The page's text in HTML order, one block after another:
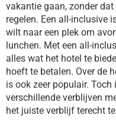
vakantie gaan, zonder
regelen. Een all-inclusive
wilt naar een plek om
lunchen. Met een all-
alles wat het hotel te
hoeft te betalen. Over de
is ook zeer populair.
verschillende verblijven
het juiste verblijf terecht